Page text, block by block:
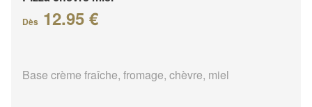
Dès 12.95 €
Base crème fraîche, fromage, chèvre, miel